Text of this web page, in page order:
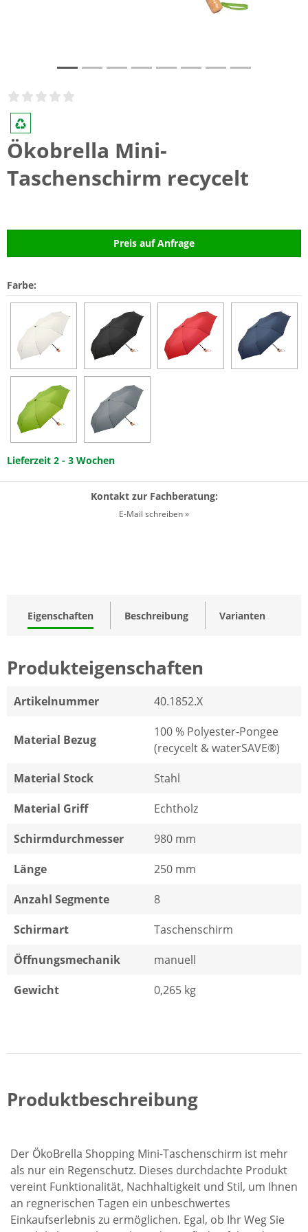
Ökobrella Mini-
Taschenschirm recycelt
Preis auf Anfrage
Farbe:
Lieferzeit 2 - 3 Wochen
Kontakt zur Fachberatung:
E-Mail schreiben »
Eigenschaften Beschreibung Varianten
Produkteigenschaften
Artikelnummer 40.1852.X
Material Bezug
100 % Polyester-Pongee
(recycelt & waterSAVE®)
Material Stock
Stahl
Material Griff
Echtholz
Schirmdurchmesser
980 mm
Länge
250 mm
Anzahl Segmente
8
Schirmart
Taschenschirm
Öffnungsmechanik
manuell
Gewicht
0,265 kg
Produktbeschreibung
Der ÖkoBrella Shopping Mini-Taschenschirm ist mehr
als nur ein Regenschutz. Dieses durchdachte Produkt
vereint Funktionalität, Nachhaltigkeit und Stil, um Ihnen
an regnerischen Tagen ein unbeschwertes
Einkaufserlebnis zu ermöglichen. Egal, ob Ihr Weg Sie